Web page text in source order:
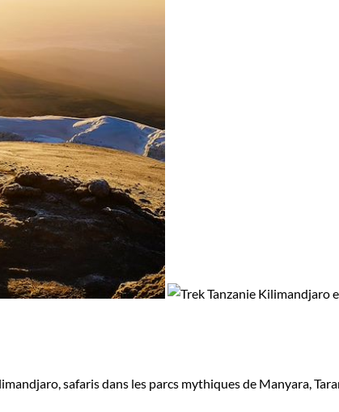
safaris dans les parcs mythiques de Manyara,